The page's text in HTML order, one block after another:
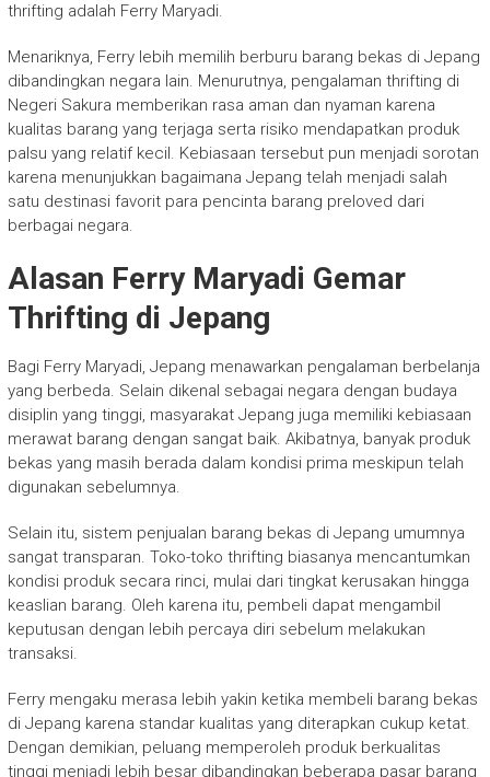
thrifting adalah Ferry Maryadi.
Menariknya, Ferry lebih memilih berburu barang bekas di Jepang
dibandingkan negara lain. Menurutnya, pengalaman thrifting di
Negeri Sakura memberikan rasa aman dan nyaman karena
kualitas barang yang terjaga serta risiko mendapatkan produk
palsu yang relatif kecil. Kebiasaan tersebut pun menjadi sorotan
karena menunjukkan bagaimana Jepang telah menjadi salah
satu destinasi favorit para pencinta barang preloved dari
berbagai negara.
Alasan Ferry Maryadi Gemar
Thrifting di Jepang
Bagi Ferry Maryadi, Jepang menawarkan pengalaman berbelanja
yang berbeda. Selain dikenal sebagai negara dengan budaya
disiplin yang tinggi, masyarakat Jepang juga memiliki kebiasaan
merawat barang dengan sangat baik. Akibatnya, banyak produk
bekas yang masih berada dalam kondisi prima meskipun telah
digunakan sebelumnya.
Selain itu, sistem penjualan barang bekas di Jepang umumnya
sangat transparan. Toko-toko thrifting biasanya mencantumkan
kondisi produk secara rinci, mulai dari tingkat kerusakan hingga
keaslian barang. Oleh karena itu, pembeli dapat mengambil
keputusan dengan lebih percaya diri sebelum melakukan
transaksi.
Ferry mengaku merasa lebih yakin ketika membeli barang bekas
di Jepang karena standar kualitas yang diterapkan cukup ketat.
Dengan demikian, peluang memperoleh produk berkualitas
tinggi menjadi lebih besar dibandingkan beberapa pasar barang